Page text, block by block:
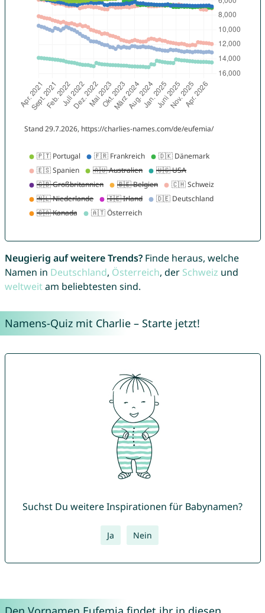
Neugierig auf weitere Trends?Finde heraus, welche
Namen in Deutschland, Österreich, der Schweiz und
weltweitam beliebtesten sind.
Namens-Quiz mit Charlie – Starte jetzt!
Suchst Du weitere Inspirationen für Babynamen?
Ja Nein